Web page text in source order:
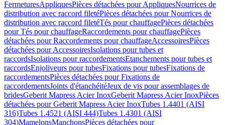
FermeturesAppliquesPièces détachées pour AppliquesNourrices de
distribution avec raccord filetéPièces détachées pour Nourrices de
distribution avec raccord filetéTés pour chauffagePièces détachées
pour Tés pour chauffageRaccordements pour chauffagePièces
détachées pour Raccordements pour chauffageAccessoiresPièces
détachées pour AccessoiresIsolations pour tubes et
raccordsIsolations pour raccordementsEtanchements pour tubes et
raccordsEnjoliveurs pour tubesFixations pour tubesFixations de
raccordementsPièces détachées pour Fixations de
raccordementsJoints d'étanchéitéJeux de vis pour assemblages de
bridesGeberit Mapress Acier InoxGeberit Mapress Acier InoxPièces
détachées pour Geberit Mapress Acier InoxTubes 1.4401 (AISI
316)Tubes 1.4521 (AISI 444)Tubes 1.4301 (AISI
304)MamelonsManchonsPièces détachées pour